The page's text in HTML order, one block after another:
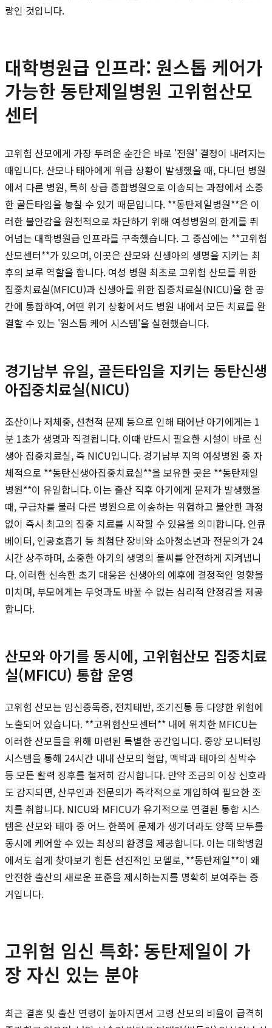
량인 것입니다.
대학병원급 인프라: 원스톱 케어가
가능한 동탄제일병원 고위험산모
센터
고위험 산모에게 가장 두려운 순간은 바로 '전원' 결정이 내려지는
때입니다. 산모나 태아에게 위급 상황이 발생했을 때, 다니던 병원
에서 다른 병원, 특히 상급 종합병원으로 이송되는 과정에서 소중
한 골든타임을 놓칠 수 있기 때문입니다. **동탄제일병원**은 이
러한 불안감을 원천적으로 차단하기 위해 여성병원의 한계를 뛰
어넘는 대학병원급 인프라를 구축했습니다. 그 중심에는 **고위험
산모센터**가 있으며, 이곳은 산모와 신생아의 생명을 지키는 최
후의 보루 역할을 합니다. 여성 병원 최초로 고위험 산모를 위한
집중치료실(MFICU)과 신생아를 위한 집중치료실(NICU)을 한 공
간에 통합하여, 어떤 위기 상황에서도 병원 내에서 모든 치료를 완
결할 수 있는 '원스톱 케어 시스템'을 실현했습니다.
경기남부 유일, 골든타임을 지키는 동탄신생
아집중치료실(NICU)
조산이나 저체중, 선천적 문제 등으로 인해 태어난 아기에게는 1
분 1초가 생명과 직결됩니다. 이때 반드시 필요한 시설이 바로 신
생아 집중치료실, 즉 NICU입니다. 경기남부 지역 여성병원 중 자
체적으로 **동탄신생아집중치료실**을 보유한 곳은 **동탄제일
병원**이 유일합니다. 이는 출산 직후 아기에게 문제가 발생했을
때, 구급차를 불러 다른 병원으로 이송하는 위험하고 불안한 과정
없이 즉시 최고의 집중 치료를 시작할 수 있음을 의미합니다. 인큐
베이터, 인공호흡기 등 최첨단 장비와 소아청소년과 전문의가 24
시간 상주하며, 소중한 아기의 생명의 불씨를 안전하게 지켜냅니
다. 이러한 신속한 초기 대응은 신생아의 예후에 결정적인 영향을
미치며, 부모에게는 무엇과도 바꿀 수 없는 심리적 안정감을 제공
합니다.
산모와 아기를 동시에, 고위험산모 집중치료
실(MFICU) 통합 운영
고위험 산모는 임신중독증, 전치태반, 조기진통 등 다양한 위험에
노출되어 있습니다. **고위험산모센터** 내에 위치한 MFICU는
이러한 산모들을 위해 마련된 특별한 공간입니다. 중앙 모니터링
시스템을 통해 24시간 내내 산모의 혈압, 맥박과 태아의 심박수
등 모든 활력 징후를 철저히 감시합니다. 만약 조금의 이상 신호라
도 감지되면, 산부인과 전문의가 즉각적으로 개입하여 필요한 조
치를 취합니다. NICU와 MFICU가 유기적으로 연결된 통합 시스
템은 산모와 태아 중 어느 한쪽에 문제가 생기더라도 양쪽 모두를
동시에 케어할 수 있는 최상의 환경을 제공합니다. 이는 대학병원
에서도 쉽게 찾아보기 힘든 선진적인 모델로, **동탄제일**이 왜
안전한 출산의 새로운 표준을 제시하는지를 명확히 보여주는 증
거입니다.
고위험 임신 특화: 동탄제일이 가
장 자신 있는 분야
최근 결혼 및 출산 연령이 높아지면서 고령 산모의 비율이 급격히